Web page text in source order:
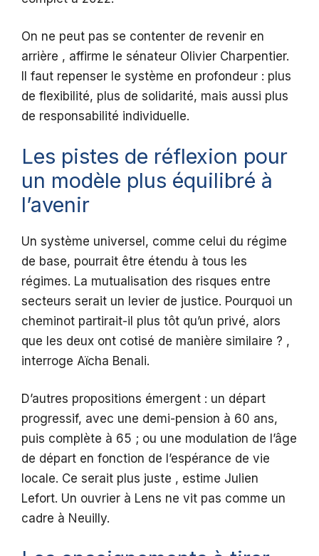
On ne peut pas se contenter de revenir en
arrière , affirme le sénateur Olivier Charpentier.
Il faut repenser le système en profondeur : plus
de flexibilité, plus de solidarité, mais aussi plus
de responsabilité individuelle.
Les pistes de réflexion pour
un modèle plus équilibré à
l’avenir
Un système universel, comme celui du régime
de base, pourrait être étendu à tous les
régimes. La mutualisation des risques entre
secteurs serait un levier de justice. Pourquoi un
cheminot partirait-il plus tôt qu’un privé, alors
que les deux ont cotisé de manière similaire ? ,
interroge Aïcha Benali.
D’autres propositions émergent : un départ
progressif, avec une demi-pension à 60 ans,
puis complète à 65 ; ou une modulation de l’âge
de départ en fonction de l’espérance de vie
locale. Ce serait plus juste , estime Julien
Lefort. Un ouvrier à Lens ne vit pas comme un
cadre à Neuilly.